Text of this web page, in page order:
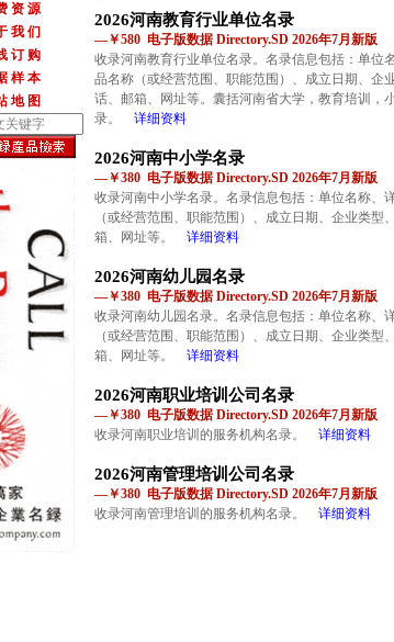
资 源
我 们
订 购
样 本
地 图
2026河南教育行业单位名录
—￥580 电子版数据 Directory.SD 2026年7月新版
收录河南教育行业单位名录。名录信息包括：单位
品名称（或经营范围、职能范围）、成立日期、企
话、邮箱、网址等。囊括河南省大学，教育培训，
录。
详细资料
2026河南中小学名录
—￥380 电子版数据 Directory.SD 2026年7月新版
收录河南中小学名录。名录信息包括：单位名称、
（或经营范围、职能范围）、成立日期、企业类型
箱、网址等。
详细资料
2026河南幼儿园名录
—￥380 电子版数据 Directory.SD 2026年7月新版
收录河南幼儿园名录。名录信息包括：单位名称、
（或经营范围、职能范围）、成立日期、企业类型
箱、网址等。
详细资料
2026河南职业培训公司名录
—￥380 电子版数据 Directory.SD 2026年7月新版
收录河南职业培训的服务机构名录。
详细资料
2026河南管理培训公司名录
—￥380 电子版数据 Directory.SD 2026年7月新版
收录河南管理培训的服务机构名录。
详细资料